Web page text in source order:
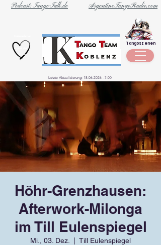
ArgentineTangoRadio.com
Podcast: Tango-Talk.de
Szene
Tangoszenen
Letzte Aktualisierung: 18.06.2026 - 7:00
Höhr-Grenzhausen:
Afterwork-Milonga
im Till Eulenspiegel
Mi., 03. Dez. Till Eulenspiegel